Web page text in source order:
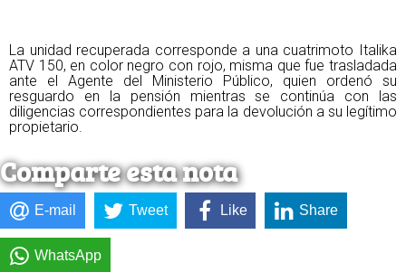
La unidad recuperada corresponde a una cuatrimoto Italika
ATV 150, en color negro con rojo, misma que fue trasladada
ante el Agente del Ministerio Público, quien ordenó su
resguardo en la pensión mientras se continúa con las
diligencias correspondientes para la devolución a su legítimo
propietario.
Comparte esta nota
E-mail Tweet Like Share
WhatsApp